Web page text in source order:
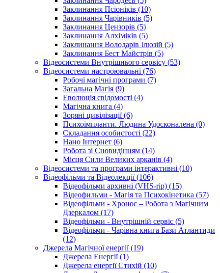
Заклинання Псіоніків (10)
Заклинання Чарівників (5)
Заклинання Цензорів (5)
Заклинання Алхіміків (5)
Заклинання Володарів Ілюзій (5)
Заклинання Бест Майстрів (5)
Відеосистеми Внутрішнього сервісу (53)
Відеосистеми настроювальні (76)
Робочі магічні програми (7)
Загальна Магія (9)
Еволюція свідомості (4)
Магічна книга (4)
Зоряні цивілізації (6)
Психоімпланти. Людина Удосконалена (0)
Складання особистості (22)
Нано Інтернет (6)
Робота зі Сновидінням (14)
Місця Сили Великих арканів (4)
Відеосистеми та програми інтерактивні (10)
Відеофільми та Відеолекції (106)
Відеофільми архивні (VHS-rip) (15)
Відеофильми - Магія та Психокінетика (57)
Відеофільми - Хронос – Робота з Магічним
Дзеркалом (17)
Відеофільми - Внутрішній сервіс (5)
Відеофільми - Чарівна книга Бази Атлантиди
(12)
Джерела Магічної енергії (19)
Джерела Енергії (1)
Джерела енергії Стихій (10)